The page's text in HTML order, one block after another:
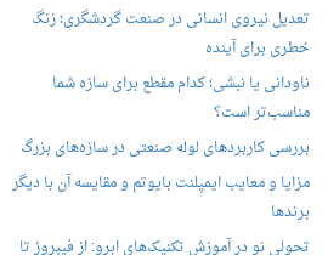
تعدیل نیروی انسانی در صنعت گردشگری؛ زنگ
خطری برای آینده
ناودانی یا نبشی؛ کدام مقطع برای سازه شما
مناسب‌تر است؟
بررسی کاربردهای لوله صنعتی در سازه‌های بزرگ
مزایا و معایب ایمپلنت بایوتم و مقایسه آن با دیگر
برندها
تحولی نو در آموزش تکنیک‌های ابرو: از فیبروز تا